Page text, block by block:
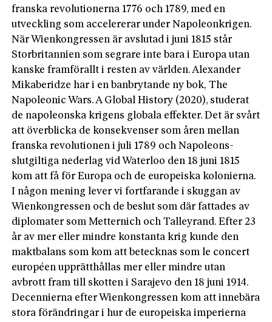
franska revolutionerna 1776 och 1789, med en
utveckling som accelererar under Napoleonkrigen.
När Wienkongressen är avslutad i juni 1815 står
Storbritannien som segrare inte bara i Europa utan
kanske framför­allt i resten av världen. Alexander
Mikaberidze har i en banbrytande ny bok, The
Napoleonic Wars. A Global History (2020), studerat
de napoleonska krigens globala effekter. Det är svårt
att överblicka de konsekvenser som åren mellan
frans­ka revolutionen i juli 1789 och Napoleons­
slutgiltiga nederlag vid Waterloo den 18 juni 1815
kom att få för Europa och de europeiska kolonierna.
I någon mening lever vi fortfarande i skuggan av
Wienkongressen och de beslut som där fattades av
diplomater som Metternich och Talleyrand. Efter 23
år av mer eller mind­re konstanta krig kunde den
maktbalans­ som kom att betecknas som le concert
européen upprätthållas mer eller mindre utan
avbrott fram till skotten i Sarajevo den 18 juni 1914.
Decennierna efter Wienkongressen kom att innebära
stora förändringar i hur de europeiska imperierna